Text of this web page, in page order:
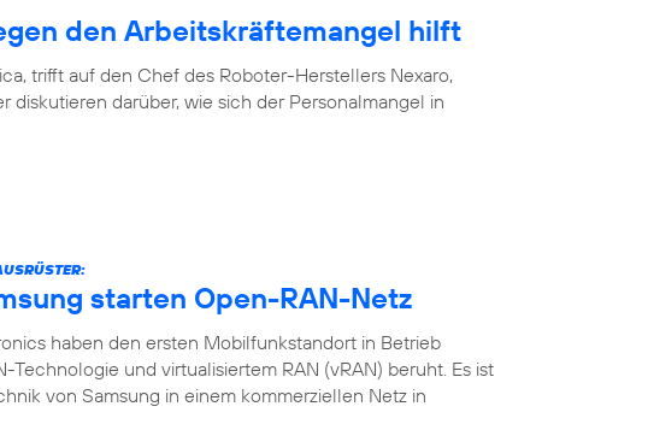
den Arbeitskräftemangel hilft
trifft auf den Chef des Roboter-Herstellers Nexaro,
diskutieren darüber, wie sich der Personalmangel in
starten Open-RAN-Netz
haben den ersten Mobilfunkstandort in Betrieb
und virtualisiertem RAN (vRAN) beruht. Es ist
von Samsung in einem kommerziellen Netz in